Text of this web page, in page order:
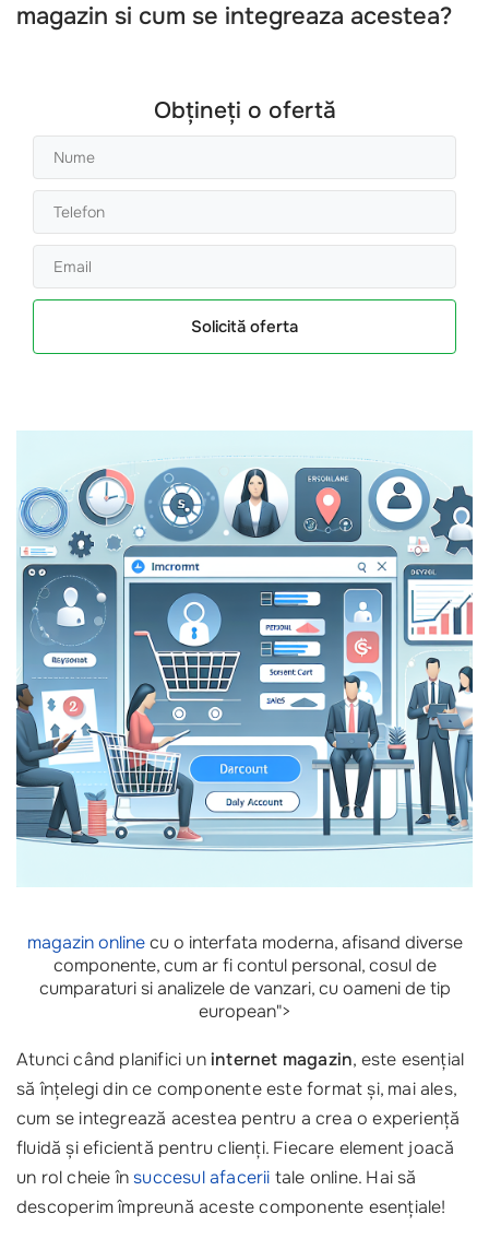
magazin si cum se integreaza acestea?
Obțineți o ofertă
Solicită oferta
magazin onlinecu o interfata moderna, afisand diverse
componente, cum ar fi contul personal, cosul de
cumparaturi si analizele de vanzari, cu oameni de tip
european">
Atunci când planifici uninternet magazin, este esențial
să înțelegi din ce componente este format și, mai ales,
cum se integrează acestea pentru a crea o experiență
fluidă și eficientă pentru clienți. Fiecare element joacă
un rol cheie însuccesul afacerii tale online. Hai să
descoperim împreună aceste componente esențiale!